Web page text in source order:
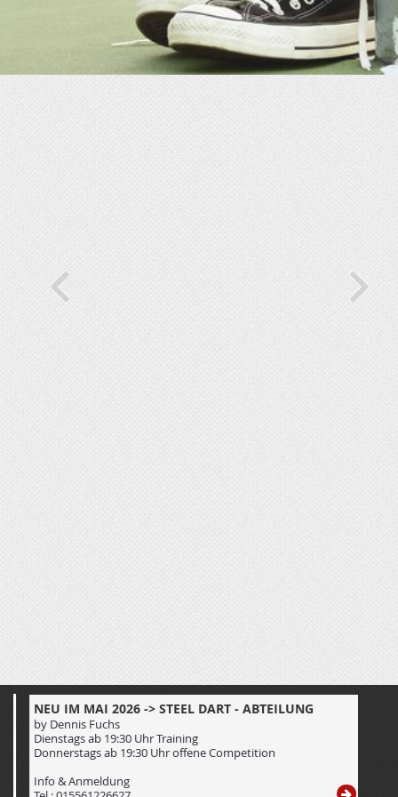
NEU IM MAI 2026 -> STEEL DART - ABTEILUNG
by Dennis Fuchs
Dienstags ab 19:30 Uhr Training
Donnerstags ab 19:30 Uhr offene Competition
Info & Anmeldung